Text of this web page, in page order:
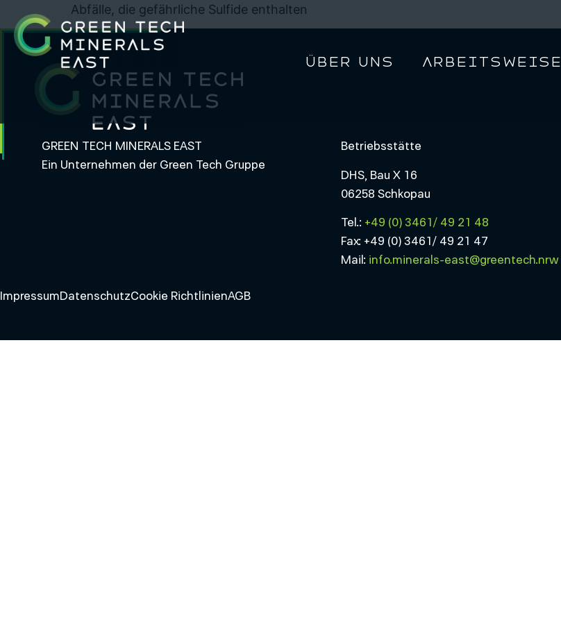
Über uns Arbeitsweise
Abfälle, die gefährliche Sulfide enthalten
GREEN TECH MINERALS EAST
Ein Unternehmen der Green Tech Gruppe
Betriebsstätte
DHS, Bau X 16
06258 Schkopau
Tel.: +49 (0) 3461/ 49 21 48
Fax: +49 (0) 3461/ 49 21 47
Mail: info.minerals-east@greentech.nrw
ImpressumDatenschutzCookie RichtlinienAGB